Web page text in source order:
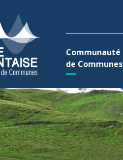
Communauté
de Communes